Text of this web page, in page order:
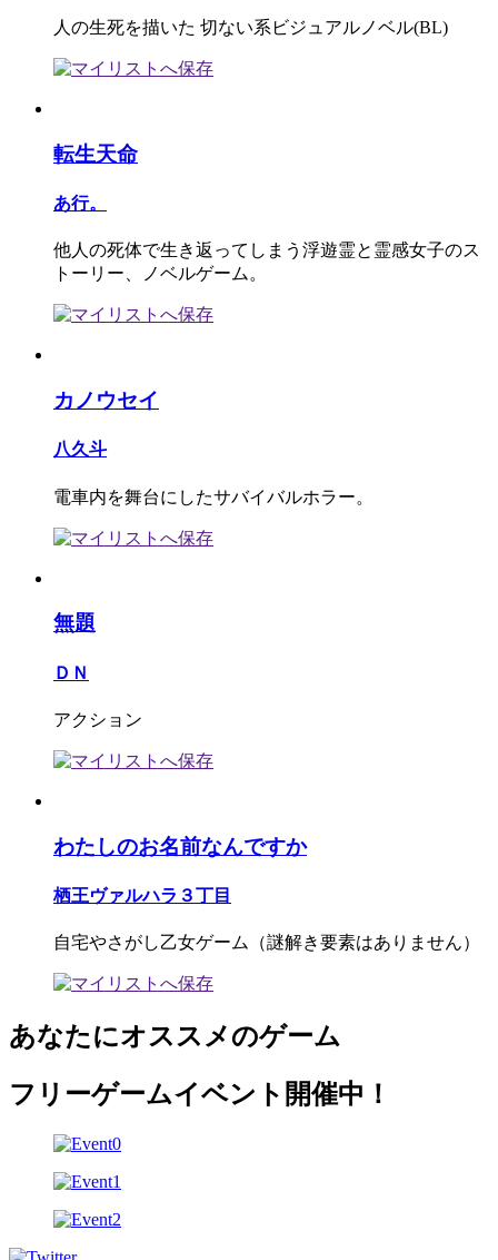
人の生死を描いた 切ない系ビジュアルノベル(BL)
転生天命
あ行。
他人の死体で生き返ってしまう浮遊霊と霊感女子のス
トーリー、ノベルゲーム。
カノウセイ
八久斗
電車内を舞台にしたサバイバルホラー。
無題
ＤＮ
アクション
わたしのお名前なんですか
栖王ヴァルハラ３丁目
自宅やさがし乙女ゲーム（謎解き要素はありません）
あなたにオススメのゲーム
フリーゲームイベント開催中！